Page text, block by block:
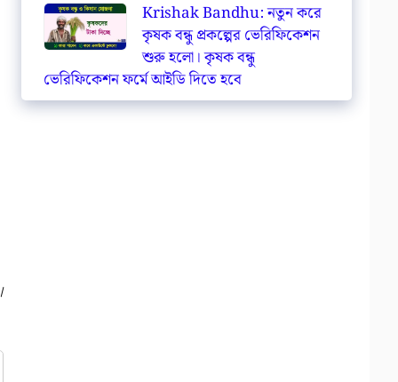
Krishak Bandhu: নতুন করে
কৃষক বন্ধু প্রকল্পের ভেরিফিকেশন
শুরু হলো। কৃষক বন্ধু
ভেরিফিকেশন ফর্মে আইডি দিতে হবে